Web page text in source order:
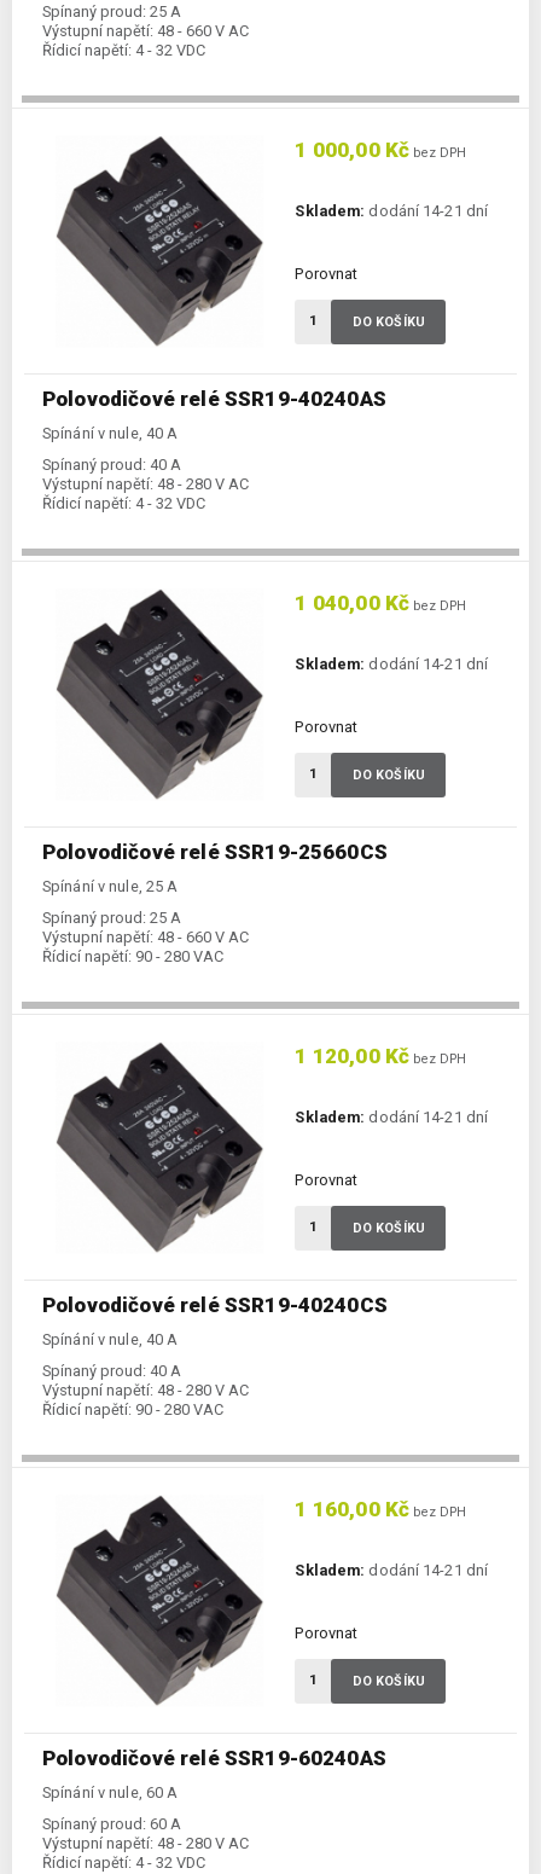
Spínaný proud: 25 A
Výstupní napětí: 48 - 660 V AC
Řídicí napětí: 4 - 32 VDC
Polovodičové relé SSR19-40240AS
Spínání v nule, 40 A
Spínaný proud: 40 A
Výstupní napětí: 48 - 280 V AC
Řídicí napětí: 4 - 32 VDC
1 000,00 Kč bez DPH
Skladem: dodání 14-21 dní
Porovnat
DO KOŠÍKU
Polovodičové relé SSR19-25660CS
Spínání v nule, 25 A
Spínaný proud: 25 A
Výstupní napětí: 48 - 660 V AC
Řídicí napětí: 90 - 280 VAC
1 040,00 Kč bez DPH
Skladem: dodání 14-21 dní
Porovnat
DO KOŠÍKU
Polovodičové relé SSR19-40240CS
Spínání v nule, 40 A
Spínaný proud: 40 A
Výstupní napětí: 48 - 280 V AC
Řídicí napětí: 90 - 280 VAC
1 120,00 Kč bez DPH
Skladem: dodání 14-21 dní
Porovnat
DO KOŠÍKU
Polovodičové relé SSR19-60240AS
Spínání v nule, 60 A
Spínaný proud: 60 A
Výstupní napětí: 48 - 280 V AC
Řídicí napětí: 4 - 32 VDC
1 160,00 Kč bez DPH
Skladem: dodání 14-21 dní
Porovnat
DO KOŠÍKU